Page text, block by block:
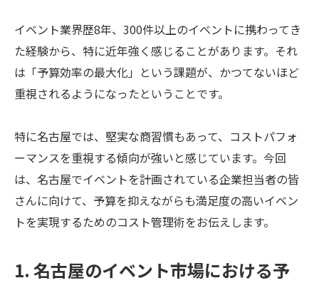
イベント業界歴8年、300件以上のイベントに携わってき
た経験から、特に近年強く感じることがあります。それ
は「予算効率の最大化」という課題が、かつてないほど
重視されるようになったということです。
特に名古屋では、堅実な商習慣もあって、コストパフォ
ーマンスを重視する傾向が強いと感じています。今回
は、名古屋でイベントを計画されている企業担当者の皆
さんに向けて、予算を抑えながらも満足度の高いイベン
トを実現するためのコスト管理術をお伝えします。
1. 名古屋のイベント市場における予